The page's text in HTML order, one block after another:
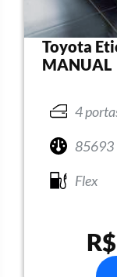
Toyota
MANUAL
4
85693
Flex